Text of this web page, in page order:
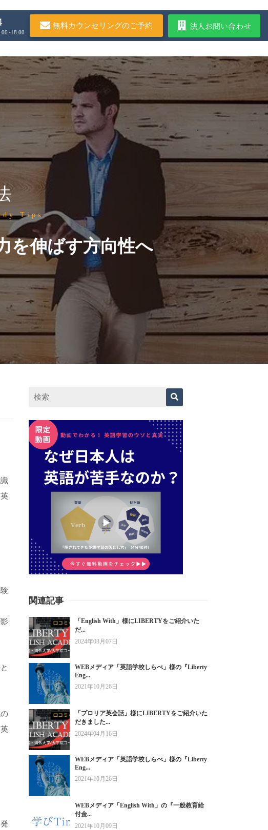
無料カウンセリングのご予約 法人お問い合わせ
Tips
を伸ばす方向性へ
関連記事
「English With」様にLIBERTYをご紹介いた
だ...
2024年03月07日
WEBメディア「英語学校しらべ」様の『Liberty
Eng...
2021年10月26日
「プロリア英会話」様にLIBERTYをご紹介いた
だきました...
2024年04月16日
WEBメディア「英語学校しらべ」様の『Liberty
Eng...
2021年10月26日
WEBメディア「English With」の『一般教育給
付金...
2021年10月09日